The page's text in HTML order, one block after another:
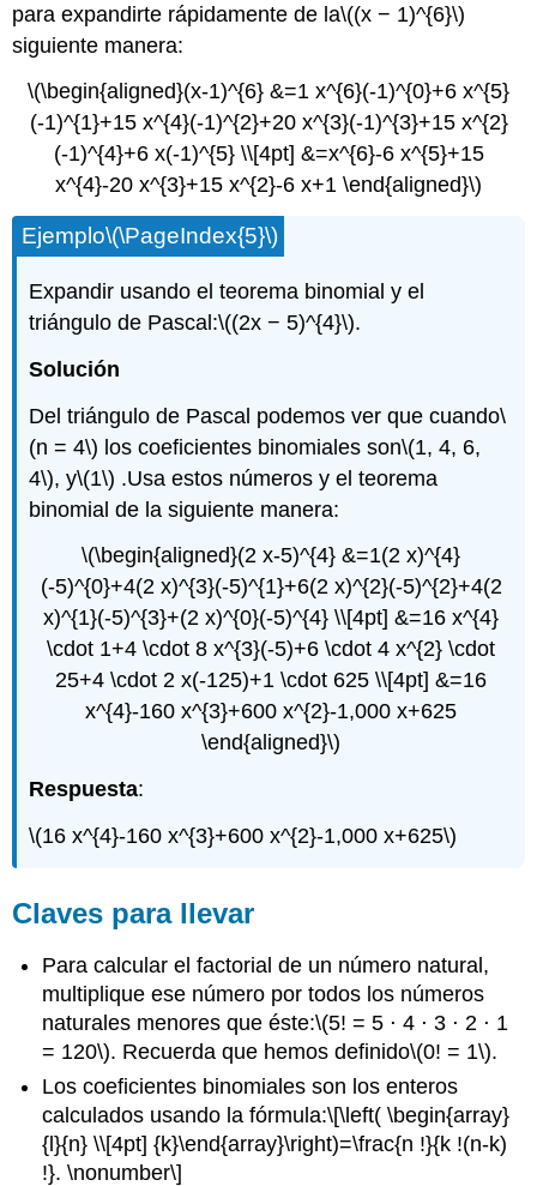
para expandirte rápidamente de la\((x − 1)^{6}\)
siguiente manera:
\(\begin{aligned}(x-1)^{6} &=1 x^{6}(-1)^{0}+6 x^{5}
(-1)^{1}+15 x^{4}(-1)^{2}+20 x^{3}(-1)^{3}+15 x^{2}
(-1)^{4}+6 x(-1)^{5} \\[4pt] &=x^{6}-6 x^{5}+15
x^{4}-20 x^{3}+15 x^{2}-6 x+1 \end{aligned}\)
Ejemplo\(\PageIndex{5}\)
Expandir usando el teorema binomial y el
triángulo de Pascal:\((2x − 5)^{4}\).
Solución
Del triángulo de Pascal podemos ver que cuando\
(n = 4\) los coeficientes binomiales son\(1, 4, 6,
4\), y\(1\) .Usa estos números y el teorema
binomial de la siguiente manera:
\(\begin{aligned}(2 x-5)^{4} &=1(2 x)^{4}
(-5)^{0}+4(2 x)^{3}(-5)^{1}+6(2 x)^{2}(-5)^{2}+4(2
x)^{1}(-5)^{3}+(2 x)^{0}(-5)^{4} \\[4pt] &=16 x^{4}
\cdot 1+4 \cdot 8 x^{3}(-5)+6 \cdot 4 x^{2} \cdot
25+4 \cdot 2 x(-125)+1 \cdot 625 \\[4pt] &=16
x^{4}-160 x^{3}+600 x^{2}-1,000 x+625
\end{aligned}\)
Respuesta:
\(16 x^{4}-160 x^{3}+600 x^{2}-1,000 x+625\)
Claves para llevar
Para calcular el factorial de un número natural,
multiplique ese número por todos los números
naturales menores que éste:\(5! = 5 ⋅ 4 ⋅ 3 ⋅ 2 ⋅ 1
= 120\). Recuerda que hemos definido\(0! = 1\).
Los coeficientes binomiales son los enteros
calculados usando la fórmula:\[\left( \begin{array}
{l}{n} \\[4pt] {k}\end{array}\right)=\frac{n !}{k !(n-k)
!}. \nonumber\]